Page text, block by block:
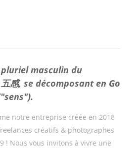
masculin du
感, se décomposant en Go
notre entreprise créée en 2018
créatifs & photographes
! Nous vous invitons à vivre une